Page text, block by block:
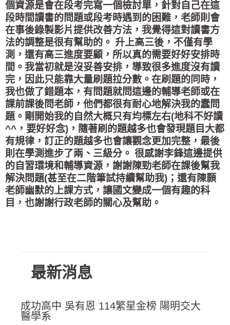
個資源是會在段考完寫一個檢討單，針對自己在這
段時間讀書的問題或段考時遇到的困難，老師則會
在事後錄製影片提供改善方法，我覺得這對讀書方
法的調整是很有幫助的。 升上高三後，不僅有學
測，還有高三進度要顧，所以真的需要好好安排時
間。我當初就是沒妥善安排，導致很多進度沒有讀
完，因此只能靠大量刷題拉分數。在刷題的同時，
我也做了錯題本，有問題就問這邊的輔導老師或在
課前課後問老師，他們都很有耐心地解決我的蠢問
題。剛開始我的自然大概只有均標左右(地科不好讀
^^，要好好念)，隨著刷的題越多也會發現題目大都
有規律，訂正的題越多也會讓觀念更加完整，最後
則在學測進步了兩、三級分。 很感謝李鋒這邊提供
的自習環境和輔導資源，謝謝陳勁老師在課後幫我
解決問題(甚至在二階筆試持續幫助我)；還有陳顥
老師幽默的上課方式，讓國文變成一個有趣的科
目，也謝謝行政老師的關心及幫助。
最新消息
成功高中 吳有恩 114繁星金榜 陽明交大
醫學系